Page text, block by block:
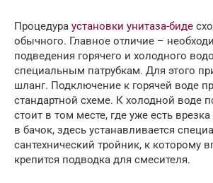
Процедура установки унитаза-биде
обычного. Главное отличие –
подведения горячего и холодного
специальным патрубкам. Для этого
шланг. Подключение к горячей воде
стандартной схеме. К холодной воде
стоит в том месте, где уже есть
в бачок, здесь устанавливается
сантехнический тройник, к которому
крепится подводка для смесителя.